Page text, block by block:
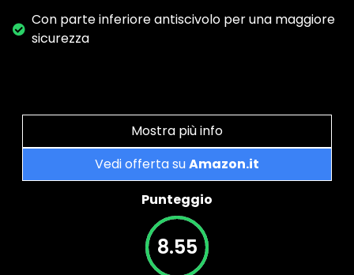
Con parte inferiore antiscivolo per una maggiore
sicurezza
Mostra più info
Vedi offerta suAmazon.it
Punteggio
8.55